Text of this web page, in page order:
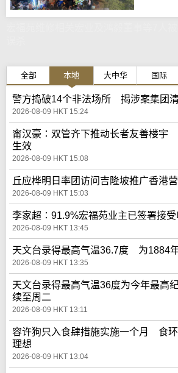
全部 本地 大中华 国际
警方捣破14个非法场所 揭涉案集团
2026-08-09 HKT 15:24
甯汉豪∶双管齐下推动长者友善楼宇
生效
2026-08-09 HKT 15:08
丘应桦明日率团访问吉隆坡推广香港
2026-08-09 HKT 15:03
李家超∶91.9%宏福苑业主已签署接受
2026-08-09 HKT 13:45
天文台录得最高气温36.7度 为1884
2026-08-09 HKT 13:35
天文台录得最高气温36度为今年最高
续至周二
2026-08-09 HKT 13:11
容许狗只入食肆措施实施一个月 食
理想
2026-08-09 HKT 13:04